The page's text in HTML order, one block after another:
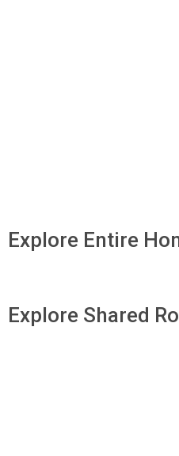
Explore Entire
Explore Shared